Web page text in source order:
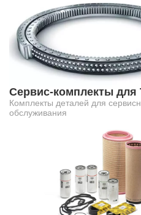
Сервис-комплекты для
Комплекты деталей для
обслуживания